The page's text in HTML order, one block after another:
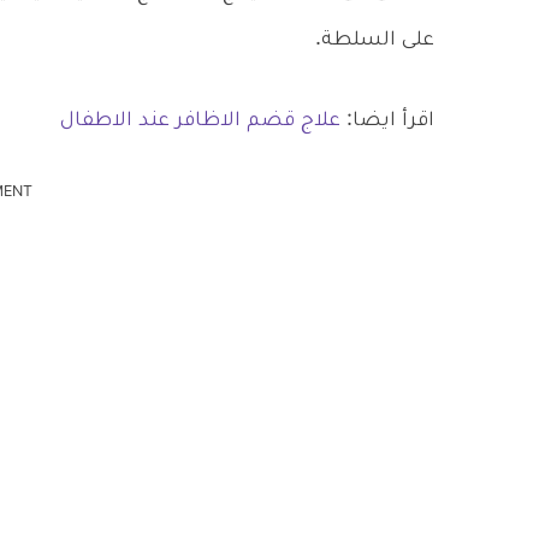
على السلطة.
اقرأ ايضا: علاج قضم الاظافر عند الاطفال